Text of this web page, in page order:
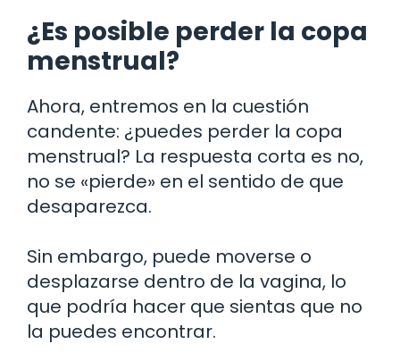
¿Es posible perder la copa
menstrual?
Ahora, entremos en la cuestión
candente: ¿puedes perder la copa
menstrual? La respuesta corta es no,
no se «pierde» en el sentido de que
desaparezca.
Sin embargo, puede moverse o
desplazarse dentro de la vagina, lo
que podría hacer que sientas que no
la puedes encontrar.